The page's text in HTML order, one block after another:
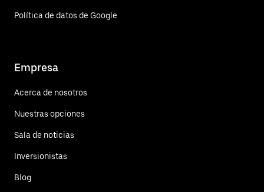
Política de datos de Google
Empresa
Acerca de nosotros
Nuestras opciones
Sala de noticias
Inversionistas
Blog